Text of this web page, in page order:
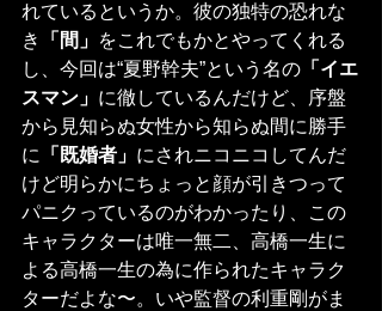
れているというか。彼の独特の恐れな
き
「間」 をこれでもかとやってくれる
し、今回は“夏野幹夫”という名の 「イエ
スマン」 に徹しているんだけど、序盤
から見知らぬ女性から知らぬ間に勝手
に
「既婚者」 にされニコニコしてんだ
けど明らかにちょっと顔が引きつって
パニクっているのがわかったり、この
キャラクターは唯一無二、高橋一生に
よる高橋一生の為に作られたキャラク
ターだよな〜。いや監督の利重剛がま